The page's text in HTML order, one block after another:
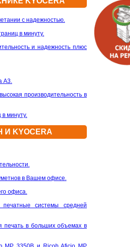
с надежностью.
в минуту.
и надежность плюс
А3.
производительность в
минуту.
KYOCERA
в Вашем офисе.
офиса.
системы средней
печать в больших объемах в